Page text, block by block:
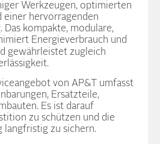
Werkzeugen, optimierten
einer hervorragenden
Das kompakte, modulare,
Energieverbrauch und
gewährleistet zugleich
von AP&T umfasst
Ersatzteile,
Es ist darauf
zu schützen und die
langfristig zu sichern.